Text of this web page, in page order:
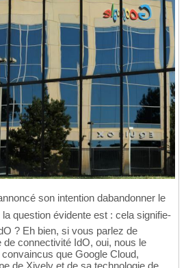
son intention dabandonner le
la question évidente est : cela signifie-
? Eh bien, si vous parlez de
de connectivité IdO, oui, nous le
que Google Cloud,
de Xively et de sa technologie de